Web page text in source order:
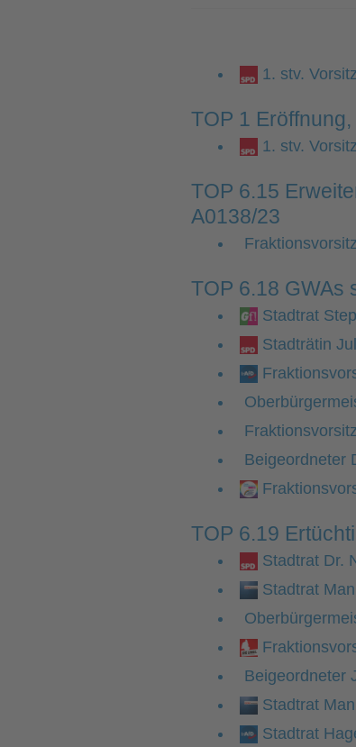
1. stv.
TOP 1
1. stv.
TOP 6.15
A0138/23
TOP 6.18 GWAs
Stadtrat
Stadträtin
Beigeordneter
TOP 6.19
Stadtrat Dr.
Stadtrat
Beigeordneter
Stadtrat
Stadtrat